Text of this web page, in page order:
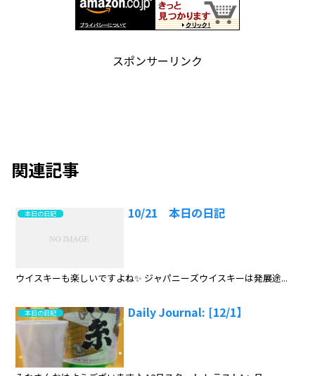
スポンサーリンク
関連記事
本日の日記 10/21 本日の日記
ウイスキーも楽しいですよね✨ ジャパニーズウイスキーは発展途...
本日の日記 Daily Journal: [12/1】